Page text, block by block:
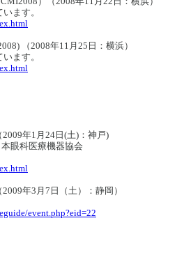
ます。
（2008年11月25日：横浜）
ます。
年1月24日(土)：神戸)
眼科医療機器協会
年3月7日（土）：静岡）
event.php?eid=22